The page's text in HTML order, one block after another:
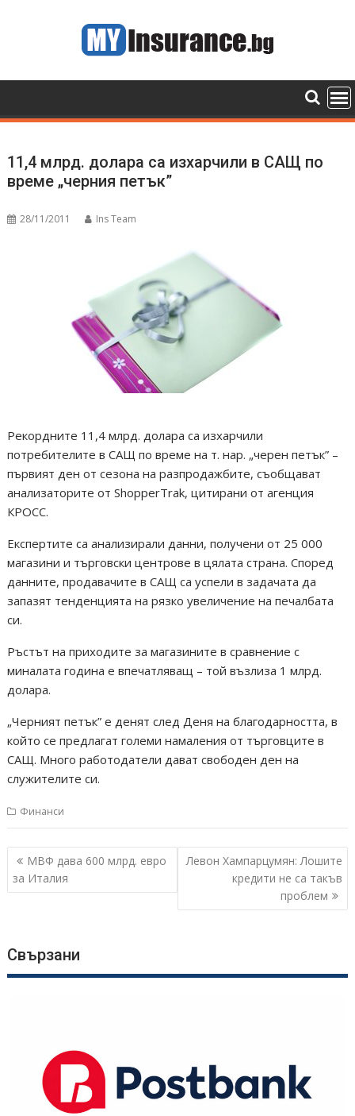
11,4 млрд. долара са изхарчили в САЩ по
време „черния петък”
28/11/2011 Ins Team
Рекордните 11,4 млрд. долара са изхарчили
потребителите в САЩ по време на т. нар. „черен петък” –
първият ден от сезона на разпродажбите, съобщават
анализаторите от ShopperTrak, цитирани от агенция
КРОСС.
Експертите са анализирали данни, получени от 25 000
магазини и търговски центрове в цялата страна. Според
данните, продавачите в САЩ са успели в задачата да
запазят тенденцията на рязко увеличение на печалбата
си.
Ръстът на приходите за магазините в сравнение с
миналата година е впечатляващ – той възлиза 1 млрд.
долара.
„Черният петък” е денят след Деня на благодарността, в
който се предлагат големи намаления от търговците в
САЩ. Много работодатели дават свободен ден на
служителите си.
Финанси
Навигация
МВФ дава 600 млрд. евро
за Италия
Левон Хампарцумян: Лошите
кредити не са такъв
проблем
Свързани